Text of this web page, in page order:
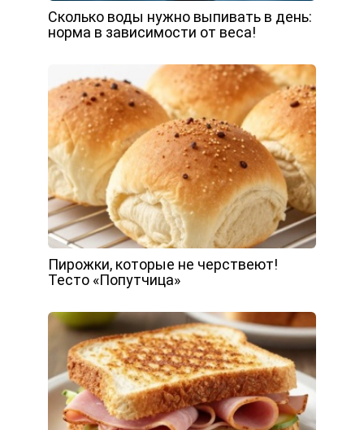
Сколько воды нужно выпивать в день:
норма в зависимости от веса!
Пирожки, которые не черствеют!
Тесто «Попутчица»